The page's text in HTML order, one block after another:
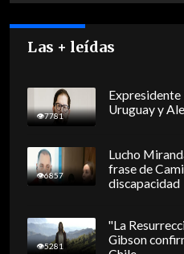
Las + leídas
7781
Expresidente
Uruguay y
6857
Lucho
frase de
discapacidad
5281
"La
Gibson